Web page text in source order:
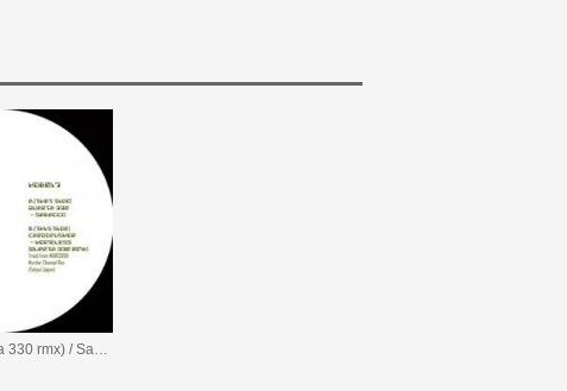
Homeless (Quarta 330 rmx) / Sabacco